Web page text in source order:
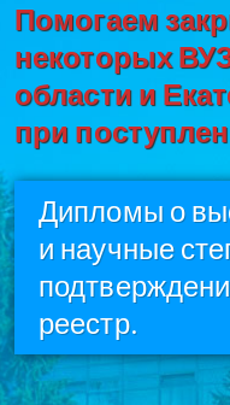
Помогаем
некоторых
области и
при
Дипломы о
и научные
реестр.